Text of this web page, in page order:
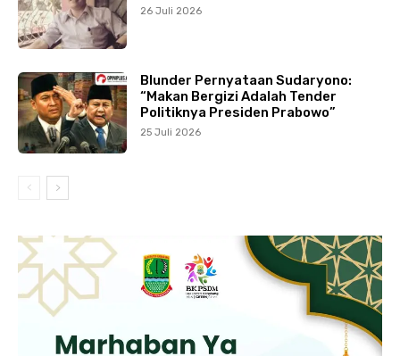
26 Juli 2026
Blunder Pernyataan Sudaryono:
“Makan Bergizi Adalah Tender
Politiknya Presiden Prabowo”
25 Juli 2026